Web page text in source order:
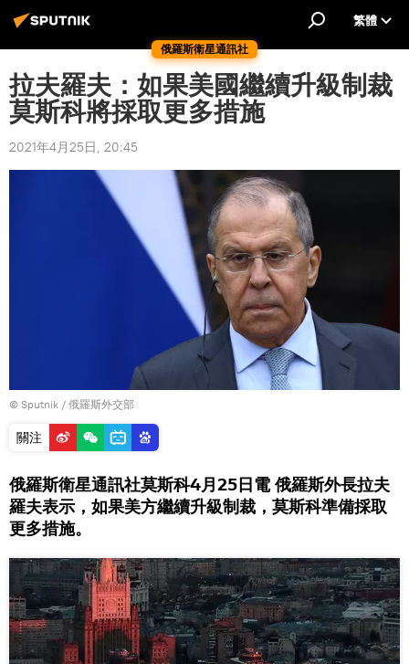
俄羅斯衛星通訊社
繁體
拉夫羅夫：如果美國繼續升級制裁
莫斯科將採取更多措施
2021年4月25日, 20:45
© Sputnik / 俄羅斯外交部
關注
俄羅斯衛星通訊社莫斯科4月25日電 俄羅斯外長拉夫
羅夫表示，如果美方繼續升級制裁，莫斯科準備採取
更多措施。